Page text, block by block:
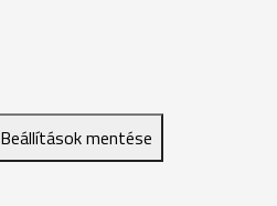
Beállítások mentése